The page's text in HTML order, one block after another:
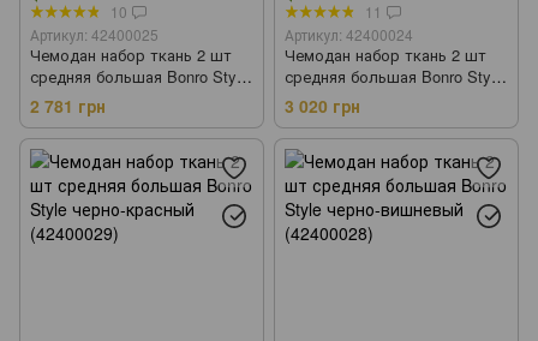
10
Артикул: 42400025
Чемодан набор ткань 2 шт
средняя большая Bonro Style
синий (42400025)
2 781 грн
11
Артикул: 42400024
Чемодан набор ткань 2 шт
средняя большая Bonro Style
черный (42400024)
3 020 грн